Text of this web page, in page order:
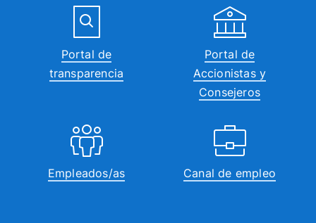
Portal de
transparencia
Portal de
Accionistas y
Consejeros
Empleados/as Canal de empleo